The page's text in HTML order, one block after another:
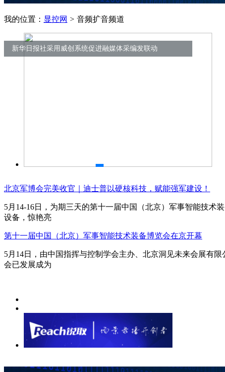
我的位置： 显控网 > 音频扩音频道
新华日报社采用威创系统促进融媒体采编发联动
北京军博会完美收官｜迪士普以硬核科技，赋能强军建设！
5月14-16日，为期三天的第十一届中国（北京）军事智能技术
设备，惊艳亮
第十一届中国（北京）军事智能技术装备博览会在京开幕
5月14日，由中国指挥与控制学会主办、北京洞见未来会展有
会已发展成为